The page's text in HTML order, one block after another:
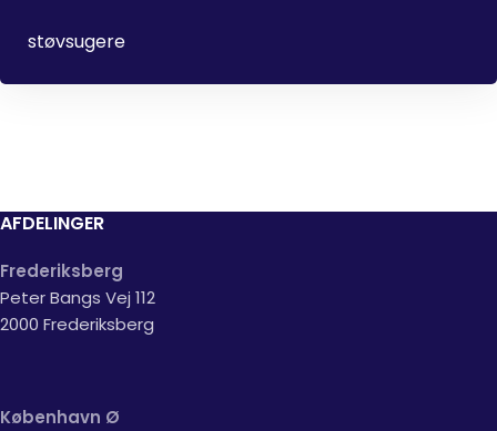
støvsugere
AFDELINGER
Frederiksberg
Peter Bangs Vej 112
2000 Frederiksberg
København Ø